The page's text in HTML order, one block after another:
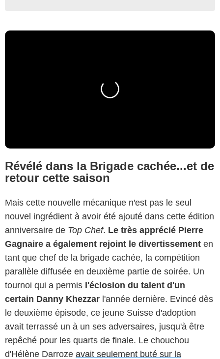
Révélé dans la Brigade cachée...et de
retour cette saison
Mais cette nouvelle mécanique n'est pas le seul
nouvel ingrédient à avoir été ajouté dans cette édition
anniversaire de Top Chef. Le très apprécié Pierre
Gagnaire a également rejoint le divertissement en
tant que chef de la brigade cachée, la compétition
parallèle diffusée en deuxième partie de soirée. Un
tournoi qui a permis l'éclosion du talent d'un
certain Danny Khezzar l'année dernière. Evincé dès
le deuxième épisode, ce jeune Suisse d'adoption
avait terrassé un à un ses adversaires, jusqu'à être
repêché pour les quarts de finale. Le chouchou
d'Hélène Darroze avait seulement buté sur la